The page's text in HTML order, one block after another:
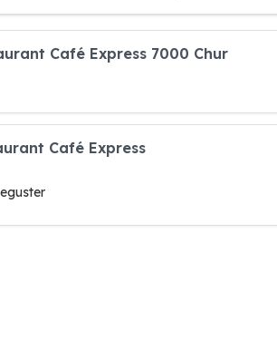
Café Express 7000 Chur
Café Express